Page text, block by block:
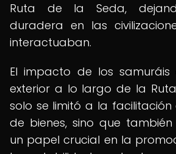
Ruta de la Seda,
duradera en las
interactuaban.
El impacto de los samuráis
exterior a lo largo de la
solo se limitó a la
de bienes, sino que
un papel crucial en la